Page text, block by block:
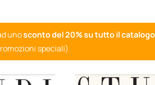
unosconto del 20% su tutto il
speciali)